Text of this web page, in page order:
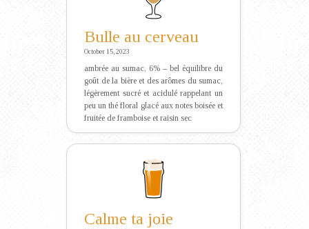
Bulle au cerveau
October 15, 2023
ambrée au sumac, 6% – bel équilibre du
goût de la bière et des arômes du sumac,
légèrement sucré et acidulé rappelant un
peu un thé floral glacé aux notes boisée et
fruitée de framboise et raisin sec
Calme ta joie